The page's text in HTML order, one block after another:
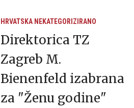
HRVATSKA NEKATEGORIZIRANO
Direktorica TZ
Zagreb M.
Bienenfeld izabrana
za "Ženu godine"